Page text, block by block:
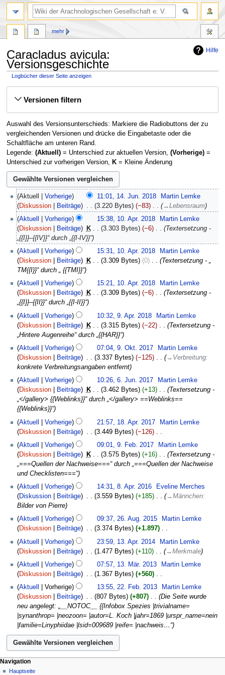
Hilfe
Caracladus avicula:
Versionsgeschichte
Logbücher dieser Seite anzeigen
Navigation
SucheVersionen filtern
Auswahl des Versionsunterschieds: Markiere die Radiobuttons der zu
vergleichenden Versionen und drücke die Eingabetaste oder die
Schaltfläche am unteren Rand.
Legende: (Aktuell)= Unterschied zur aktuellen Version, (Vorherige)=
Unterschied zur vorherigen Version, K= Kleine Änderung
Juni
2018
Aktuell Vorherige 11:01, 14. Jun. 2018
Martin Lemke
Diskussion
Beiträge 3.220 Bytes −83 ‎ →Lebensraum
April
2018
Aktuell Vorherige 15:38, 10. Apr. 2018
Martin Lemke
Diskussion
Beiträge K 3.303 Bytes −6 ‎
Textersetzung -
„{{I}}–{{IV}}“ durch „{{I-IV}}“
Aktuell
Vorherige 15:31, 10. Apr. 2018
Martin Lemke
Diskussion
Beiträge K 3.309 Bytes 0 ‎
Textersetzung - „
TM{{I}}“ durch „ {{TMI}}“
Aktuell
Vorherige 15:21, 10. Apr. 2018
Martin Lemke
Diskussion
Beiträge K 3.309 Bytes −6 ‎
Textersetzung -
„{{I}}–{{II}}“ durch „{{I-II}}“
April
2018
Aktuell Vorherige 10:32, 9. Apr. 2018
Martin Lemke
Diskussion
Beiträge K 3.315 Bytes −22 ‎
Textersetzung -
„Hintere Augenreihe“ durch „{{HAR}}“
Oktober
2017
Aktuell Vorherige 07:04, 9. Okt. 2017
Martin Lemke
Diskussion
Beiträge 3.337 Bytes −125 ‎ → Verbreitung:
konkrete Verbreitungsangaben entfernt
6.
Juni
2017
Aktuell Vorherige 10:26, 6. Jun. 2017
Martin Lemke
Diskussion
Beiträge K 3.462 Bytes +13 ‎
Textersetzung -
„</gallery> {{Weblinks}}“ durch „</gallery> ==Weblinks==
{{Weblinks}}“
April
2017
Aktuell Vorherige 21:57, 18. Apr. 2017
Martin Lemke
Diskussion
Beiträge 3.449 Bytes −126 ‎
K
e
n
B
e
a
r
b
i
t
u
n
g
s
u
s
m
m
e
n
Februar
Aktuell Vorherige 09:01, 9. Feb. 2017
Martin Lemke
Diskussion
Beiträge K 3.575 Bytes +16 ‎
Textersetzung -
„===Quellen der Nachweise===“ durch „===Quellen der Nachweise
und Checklisten===“
April
2016
Aktuell Vorherige 14:31, 8. Apr. 2016
Eveline Merches
Diskussion
Beiträge 3.559 Bytes +185 ‎ →Männchen:
Bilder von Pierre
26.
August
Aktuell Vorherige 09:37, 26. Aug. 2015
Martin Lemke
Diskussion
Beiträge 3.374 Bytes +1.897 ‎
K
e
n
e
B
e
a
r
b
i
t
u
n
April
Aktuell Vorherige 23:59, 13. Apr. 2014
Martin Lemke
Diskussion
Beiträge 1.477 Bytes +110 ‎ →Merkmale
März
Aktuell Vorherige 07:57, 13. Mär. 2013
Martin Lemke
Diskussion
Beiträge 1.367 Bytes +560 ‎
K
e
n
e
B
e
a
r
b
Februar
2013
Aktuell Vorherige 13:55, 22. Feb. 2013
Martin Lemke
Diskussion
Beiträge 807 Bytes +807 ‎
Die Seite wurde
neu angelegt: „__NOTOC__ {{Infobox Spezies |trivialname=
|synanthrop= |neozoon= |autor=L. Koch |jahr=1869 |urspr_name=nein
|familie=Linyphiidae |lsid=009689 |reife= |nachweis…“
mehr
Navigation
Hauptseite